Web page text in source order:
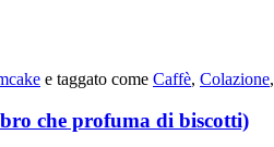
e taggato come Caffè, Colazione,
che profuma di biscotti)